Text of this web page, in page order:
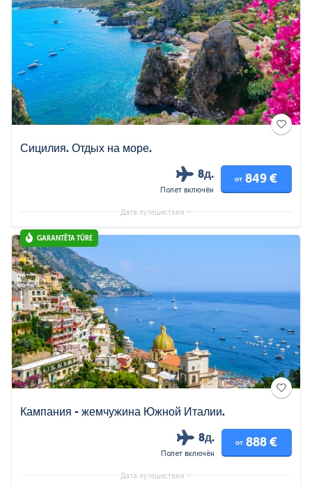
Сицилия. Отдых на море.
8д.
Полет включён
от 849 €
Дата путешествия
GARANTĒTA TŪRE
Кампания - жемчужина Южной Италии.
8д.
Полет включён
от 888 €
Дата путешествия